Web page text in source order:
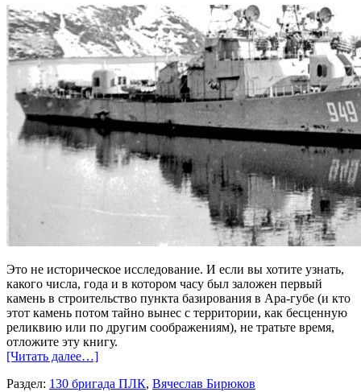
Это не историческое исследование. И если вы хотите узнать,
какого числа, года и в котором часу был заложен первый
камень в строительство пункта базирования в Ара-губе (и кто
этот камень потом тайно вынес с территории, как бесценную
реликвию или по другим соображениям), не тратьте время,
отложите эту книгу.
[Читать далее…]
Раздел: 130 бригада ПЛК, Вячеслав Бирюков